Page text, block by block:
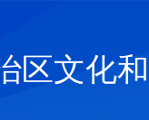
区文化